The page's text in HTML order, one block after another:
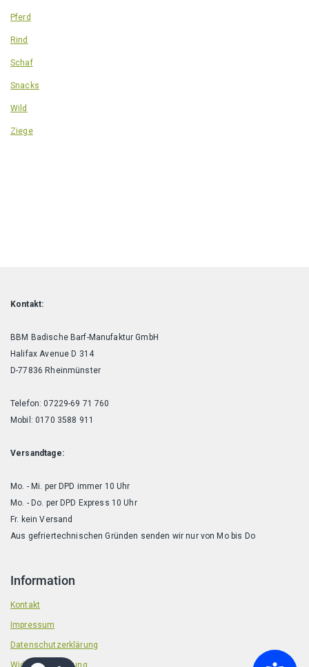
Pferd
Rind
Schaf
Snacks
Wild
Ziege
Kontakt:
BBM Badische Barf-Manufaktur GmbH
Halifax Avenue D 314
D-77836 Rheinmünster
Telefon: 07229-69 71 760
Mobil: 0170 3588 911
Versandtage:
Mo. - Mi. per DPD immer 10 Uhr
Mo. - Do. per DPD Express 10 Uhr
Fr. kein Versand
Aus gefriertechnischen Gründen senden wir nur von Mo bis Do
Information
Kontakt
Impressum
Datenschutzerklärung
Widerrufsbelehrung